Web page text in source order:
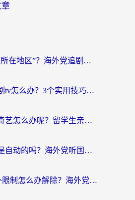
“咪咕视频不在所在地区”？海外党追剧看片、炒股的救星来了！
国外看不了韩剧tv怎么办？3个实用技巧解决海外追剧难题（附书旗小说&社保查询攻略）
国外用不了爱奇艺怎么办呢？留学生亲测有效的回国加速方案
酷我音乐地区是自动的吗？海外党听国内音乐看视频的真实解决方案
爱奇艺VIP海外限制怎么办解除？海外党追剧看片的终极解决方案